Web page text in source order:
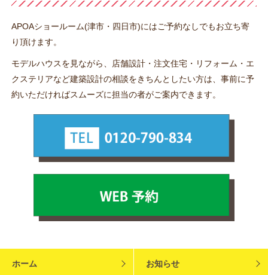
APOAショールーム(津市・四日市)にはご予約なしでもお立ち寄
り頂けます。
モデルハウスを見ながら、店舗設計・注文住宅・リフォーム・エ
クステリアなど建築設計の相談をきちんとしたい方は、 事前に予
約いただければスムーズに担当の者がご案内できます。
ホーム お知らせ